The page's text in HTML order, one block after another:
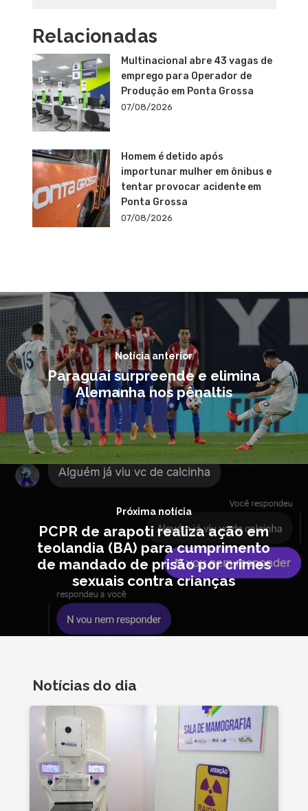
Relacionadas
Multinacional abre 43 vagas de
emprego para Operador de
Produção em Ponta Grossa
07/08/2026
Homem é detido após
importunar mulher em ônibus e
tentar provocar acidente em
Ponta Grossa
07/08/2026
Notícia anterior
Paraguai surpreende e elimina
Alemanha nos pênaltis
Próxima notícia
PCPR de arapoti realiza ação em
teolandia (BA) para cumprimento
de mandado de prisão por crimes
sexuais contra crianças
Notícias do dia